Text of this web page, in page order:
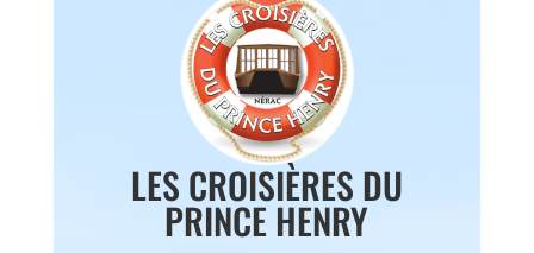
LES CROISIÈRES DU
PRINCE HENRY